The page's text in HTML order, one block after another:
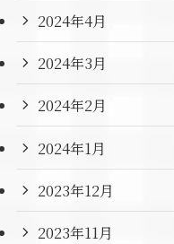
2024年4月
2024年3月
2024年2月
2024年1月
2023年12月
2023年11月